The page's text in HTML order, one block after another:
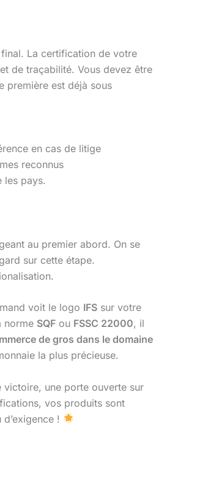
La certification de votre
de traçabilité. Vous devez être
première est déjà sous
en cas de litige
reconnus
les pays.
au premier abord. On se
sur cette étape.
voit le logo IFS sur votre
norme SQF ou FSSC 22000, il
de gros dans le domaine
la plus précieuse.
victoire, une porte ouverte sur
vos produits sont
!